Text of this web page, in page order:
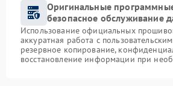
Оригинальные
безопасное обслуживание
Использование официальных
аккуратная работа с
резервное копирование,
восстановление информации при